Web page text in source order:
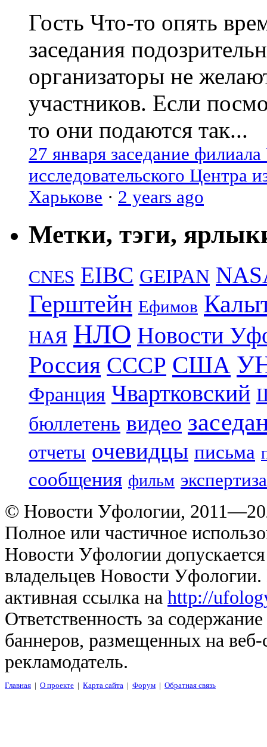
Гость Что-то опять
заседания
организаторы не
участников. Если
то они подаются так...
27 января заседание
исследовательского Центра
Харькове · 2 years ago
Метки, тэги,
CNES EIBC GEIPAN
Герштейн Ефимов
НАЯ НЛО Новости
Россия СССР США
Франция Чвартковский
бюллетень видео
отчеты очевидцы письма
сообщения фильм экспертиза
© Новости Уфологии,
Полное или частичное
Новости Уфологии
владельцев Новости
активная ссылка на http://
Ответственность за
баннеров, размещенных на
рекламодатель.
Главная | О проекте | Карта сайта | Форум | Обратная связь